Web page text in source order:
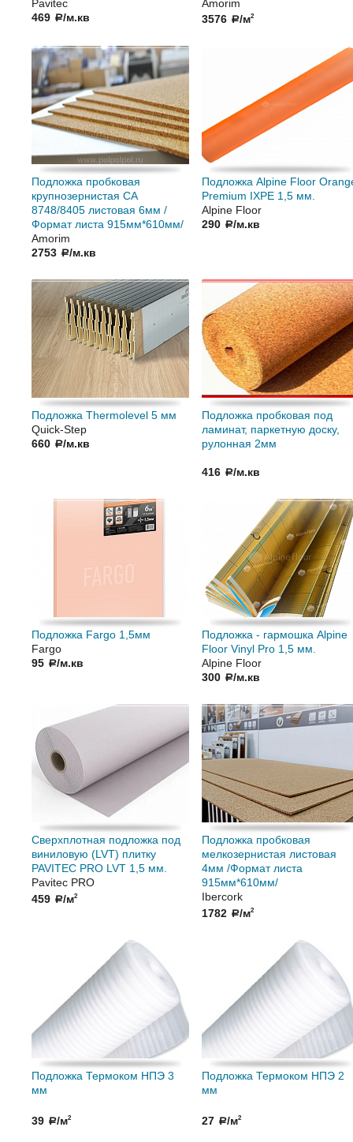
Pavitec
469 a/м.кв
Amorim
3576 a/м2
Подложка пробковая
крупнозернистая СА
8748/8405 листовая 6мм /
Формат листа 915мм*610мм/
Amorim
2753 a/м.кв
Подложка Alpine Floor
Premium IXPE 1,5 мм.
Alpine Floor
290 a/м.кв
Подложка Thermolevel 5 мм
Quick-Step
660 a/м.кв
Подложка пробковая под
ламинат, паркетную доску,
рулонная 2мм
416 a/м.кв
Подложка Fargo 1,5мм
Fargo
95 a/м.кв
Подложка - гармошка Alpine
Floor Vinyl Pro 1,5 мм.
Alpine Floor
300 a/м.кв
Сверхплотная подложка под
виниловую (LVT) плитку
PAVITEC PRO LVT 1,5 мм.
Pavitec PRO
459 a/м2
Подложка пробковая
мелкозернистая листовая
4мм /Формат листа
915мм*610мм/
Ibercork
1782 a/м2
Подложка Термоком НПЭ 3
мм
39 a/м2
Подложка Термоком НПЭ 2
мм
27 a/м2